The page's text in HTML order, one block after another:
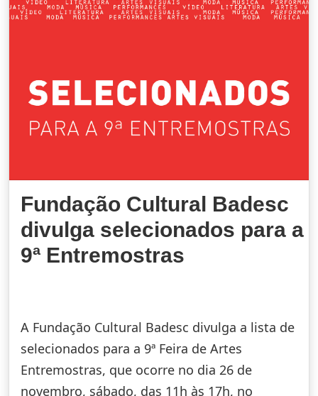
Fundação Cultural Badesc
divulga selecionados para a
9ª Entremostras
A Fundação Cultural Badesc divulga a lista de
selecionados para a 9ª Feira de Artes
Entremostras, que ocorre no dia 26 de
novembro, sábado, das 11h às 17h, no